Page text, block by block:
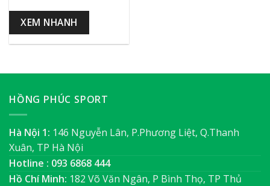
XEM NHANH
HỒNG PHÚC SPORT
Hà Nội 1: 146 Nguyễn Lân, P.Phương Liệt, Q.Thanh
Xuân, TP Hà Nội
Hotline : 093 6868 444
Hồ Chí Minh: 182 Võ Văn Ngân, P Bình Thọ, TP Thủ